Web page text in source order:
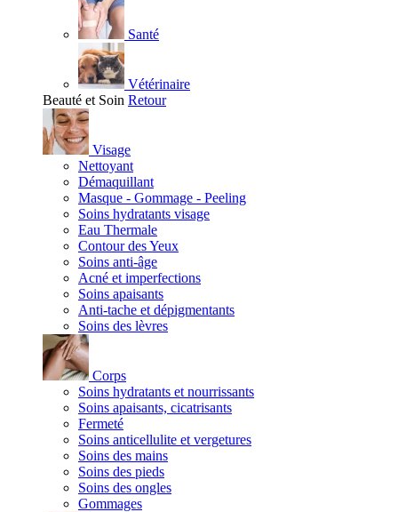
Santé
Vétérinaire
Beauté et Soin Retour
Visage
Nettoyant
Démaquillant
Masque - Gommage - Peeling
Soins hydratants visage
Eau Thermale
Contour des Yeux
Soins anti-âge
Acné et imperfections
Soins apaisants
Anti-tache et dépigmentants
Soins des lèvres
Corps
Soins hydratants et nourrissants
Soins apaisants, cicatrisants
Fermeté
Soins anticellulite et vergetures
Soins des mains
Soins des pieds
Soins des ongles
Gommages